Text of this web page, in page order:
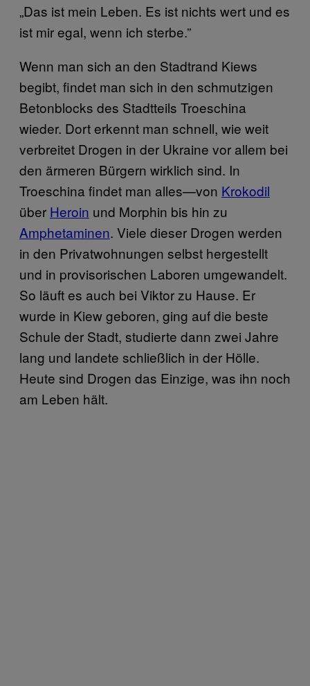
„Das ist mein Leben. Es ist nichts wert und es
ist mir egal, wenn ich sterbe.”
Wenn man sich an den Stadtrand Kiews
begibt, findet man sich in den schmutzigen
Betonblocks des Stadtteils Troeschina
wieder. Dort erkennt man schnell, wie weit
verbreitet Drogen in der Ukraine vor allem bei
den ärmeren Bürgern wirklich sind. In
Troeschina findet man alles—von Krokodil
über Heroin und Morphin bis hin zu
Amphetaminen. Viele dieser Drogen werden
in den Privatwohnungen selbst hergestellt
und in provisorischen Laboren umgewandelt.
So läuft es auch bei Viktor zu Hause. Er
wurde in Kiew geboren, ging auf die beste
Schule der Stadt, studierte dann zwei Jahre
lang und landete schließlich in der Hölle.
Heute sind Drogen das Einzige, was ihn noch
am Leben hält.